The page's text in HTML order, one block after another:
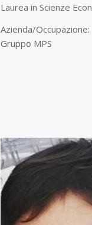
Laurea in Scienze
Azienda/Occupazione:
Gruppo MPS